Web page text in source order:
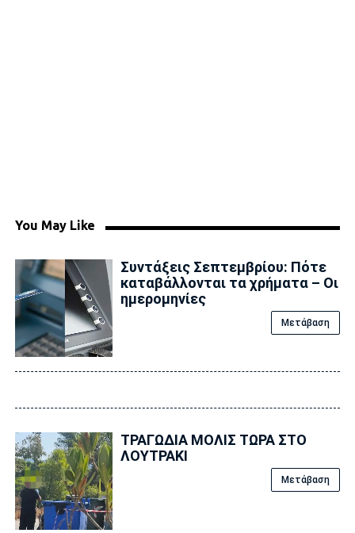
You May Like
Συντάξεις Σεπτεμβρίου: Πότε
καταβάλλονται τα χρήματα – Οι
ημερομηνίες
Μετάβαση
ΤΡΑΓΩΔΙΑ ΜΟΛΙΣ ΤΩΡΑ ΣΤΟ
ΛΟΥΤΡΑΚΙ
Μετάβαση